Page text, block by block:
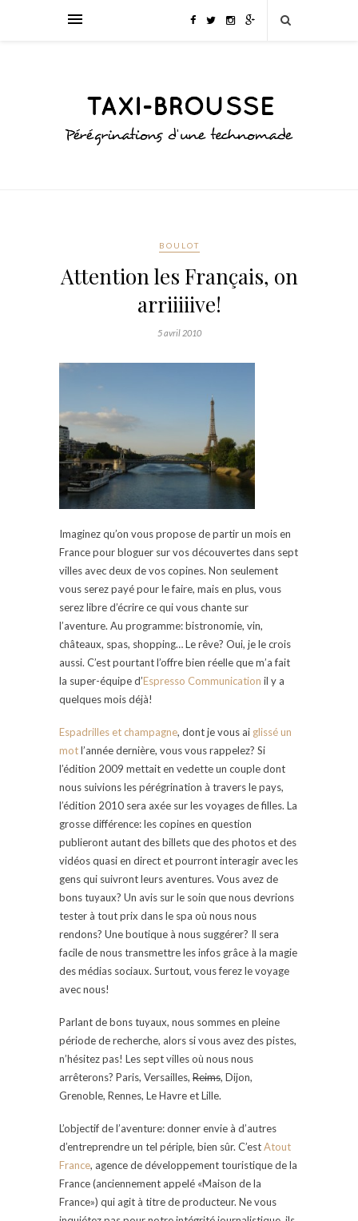
BOULOT
Attention les Français, on
arriiiiive!
5 avril 2010
Imaginez qu’on vous propose de partir un mois en
France pour bloguer sur vos découvertes dans sept
villes avec deux de vos copines. Non seulement
vous serez payé pour le faire, mais en plus, vous
serez libre d’écrire ce qui vous chante sur
l’aventure. Au programme: bistronomie, vin,
châteaux, spas, shopping… Le rêve? Oui, je le crois
aussi. C’est pourtant l’offre bien réelle que m’a fait
la super-équipe d’Espresso Communication il y a
quelques mois déjà!
Espadrilles et champagne, dont je vous ai glissé un
motl’année dernière, vous vous rappelez? Si
l’édition 2009 mettait en vedette un couple dont
nous suivions les pérégrination à travers le pays,
l’édition 2010 sera axée sur les voyages de filles. La
grosse différence: les copines en question
publieront autant des billets que des photos et des
vidéos quasi en direct et pourront interagir avec les
gens qui suivront leurs aventures. Vous avez de
bons tuyaux? Un avis sur le soin que nous devrions
tester à tout prix dans le spa où nous nous
rendons? Une boutique à nous suggérer? Il sera
facile de nous transmettre les infos grâce à la magie
des médias sociaux. Surtout, vous ferez le voyage
avec nous!
Parlant de bons tuyaux, nous sommes en pleine
période de recherche, alors si vous avez des pistes,
n’hésitez pas! Les sept villes où nous nous
arrêterons? Paris, Versailles, Reims, Dijon,
Grenoble, Rennes, Le Havre et Lille.
L’objectif de l’aventure: donner envie à d’autres
d’entreprendre un tel périple, bien sûr. C’estAtout
France, agence de développement touristique de la
France (anciennement appelé «Maison de la
France») qui agit à titre de producteur. Ne vous